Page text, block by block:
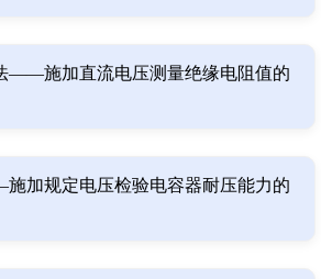
——施加直流电压测量绝缘电阻值的
加规定电压检验电容器耐压能力的